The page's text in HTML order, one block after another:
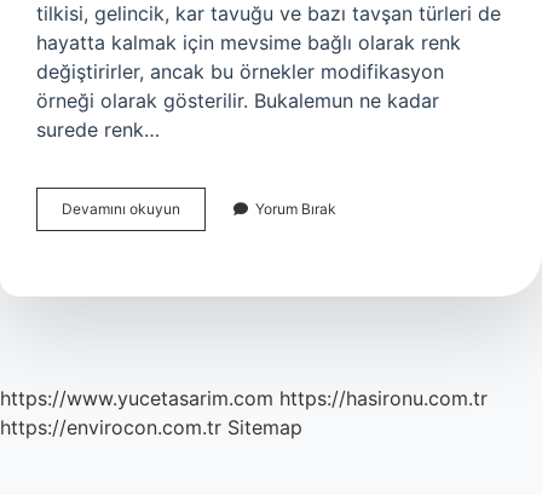
tilkisi, gelincik, kar tavuğu ve bazı tavşan türleri de
hayatta kalmak için mevsime bağlı olarak renk
değiştirirler, ancak bu örnekler modifikasyon
örneği olarak gösterilir. Bukalemun ne kadar
surede renk…
Devamını okuyun Bukalemun
Hangi
Yorum Bırak
https://www.yucetasarim.com https://hasironu.com.tr
https://envirocon.com.tr Sitemap